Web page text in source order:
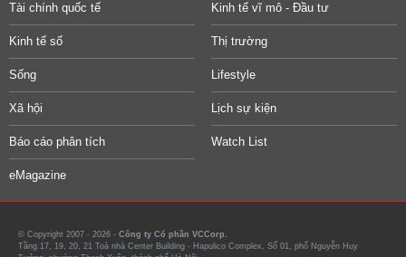
Tài chính quốc tế Kinh tế vĩ mô - Đầu tư
Kinh tế số Thị trường
Sống Lifestyle
Xã hội Lịch sự kiện
Báo cáo phân tích Watch List
eMagazine
© Copyright 2007 - 2026 - Công ty Cổ phần VCCorp.
Tầng 17, 19, 20, 21 Toà nhà Center Building - Hapulico Complex, Số 01, phố Nguyễn Huy